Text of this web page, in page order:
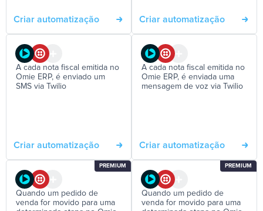
Criar automatização Criar automatização
A cada nota fiscal emitida no
Omie ERP, é enviado um
SMS via Twilio
Criar automatização
A cada nota fiscal emitida no
Omie ERP, é enviada uma
mensagem de voz via Twilio
Criar automatização
PREMIUM
Quando um pedido de
venda for movido para uma
PREMIUM
Quando um pedido de
venda for movido para uma